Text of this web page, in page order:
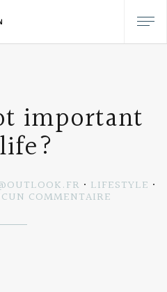
important
LIFESTYLE
COMMENTAIRE